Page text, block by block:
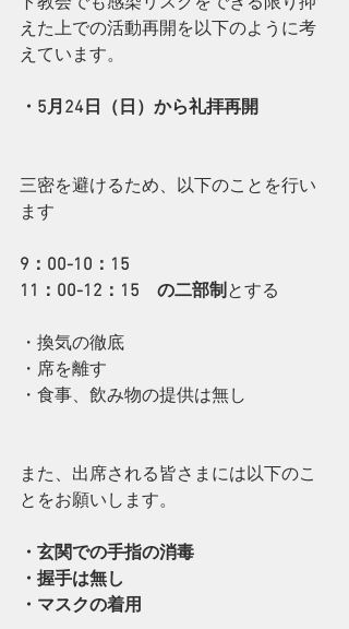
えた上での活動再開を以下のように考
えています。
・5月24日（日）から礼拝再開
三密を避けるため、以下のことを行い
ます
9：00-10：15
11：00-12：15　の二部制とする
・換気の徹底
・席を離す
・食事、飲み物の提供は無し
また、出席される皆さまには以下のこ
とをお願いします。
・玄関での手指の消毒
・握手は無し
・マスクの着用